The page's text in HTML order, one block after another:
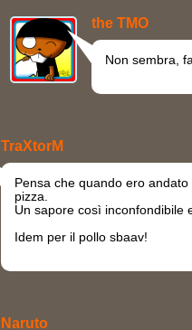
the TMO
Non sembra,
TraXtorM
Pensa che quando ero
pizza.
Un sapore così inconfondibile
Idem per il pollo sbaav!
Naruto